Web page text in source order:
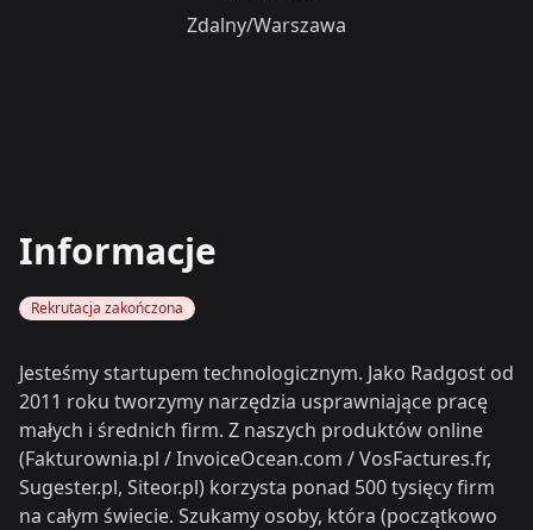
Zdalny/Warszawa
Informacje
Rekrutacja zakończona
Jesteśmy startupem technologicznym. Jako Radgost od
2011 roku tworzymy narzędzia usprawniające pracę
małych i średnich firm. Z naszych produktów online
(Fakturownia.pl / InvoiceOcean.com / VosFactures.fr,
Sugester.pl, Siteor.pl) korzysta ponad 500 tysięcy firm
na całym świecie. Szukamy osoby, która (początkowo